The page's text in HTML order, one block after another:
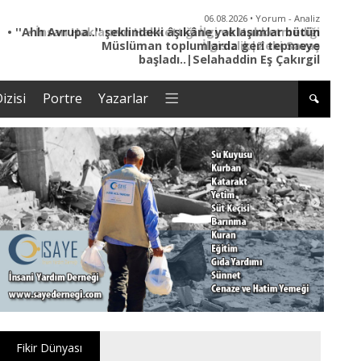
06.08.2026 • Yorum - Analiz
• İnsan Haklarının Hakkettiği İlgi ve Hakketmediği
İlgisizlik|Zeki Savaş
Portre Yazarlar
Fikir Dünyası